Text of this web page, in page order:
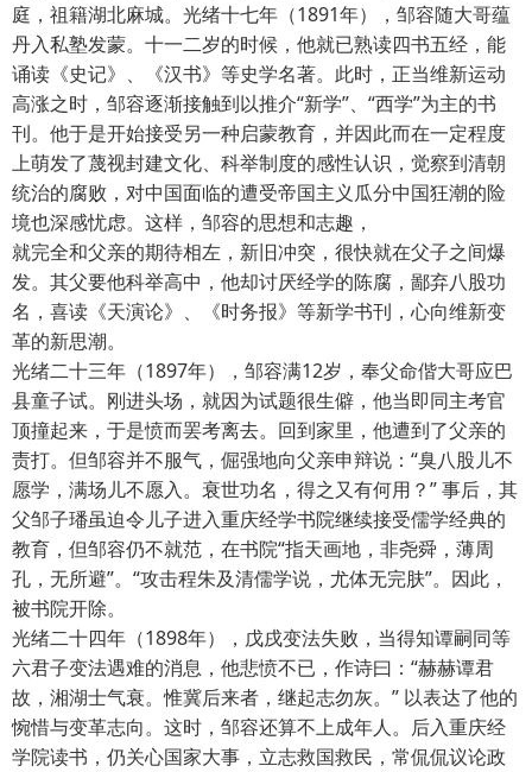
庭，祖籍湖北麻城。光绪十七年（1891年），邹容随大哥蕴
丹入私塾发蒙。十一二岁的时候，他就已熟读四书五经，能
诵读《史记》、《汉书》等史学名著。此时，正当维新运动
高涨之时，邹容逐渐接触到以推介“新学”、“西学”为主的书
刊。他于是开始接受另一种启蒙教育，并因此而在一定程度
上萌发了蔑视封建文化、科举制度的感性认识，觉察到清朝
统治的腐败，对中国面临的遭受帝国主义瓜分中国狂潮的险
境也深感忧虑。这样，邹容的思想和志趣，
就完全和父亲的期待相左，新旧冲突，很快就在父子之间爆
发。其父要他科举高中，他却讨厌经学的陈腐，鄙弃八股功
名，喜读《天演论》、《时务报》等新学书刊，心向维新变
革的新思潮。
光绪二十三年（1897年），邹容满12岁，奉父命偕大哥应巴
县童子试。刚进头场，就因为试题很生僻，他当即同主考官
顶撞起来，于是愤而罢考离去。回到家里，他遭到了父亲的
责打。但邹容并不服气，倔强地向父亲申辩说：“臭八股儿不
愿学，满场儿不愿入。衰世功名，得之又有何用？” 事后，其
父邹子璠虽迫令儿子进入重庆经学书院继续接受儒学经典的
教育，但邹容仍不就范，在书院“指天画地，非尧舜，薄周
孔，无所避”。“攻击程朱及清儒学说，尤体无完肤”。因此，
被书院开除。
光绪二十四年（1898年），戊戌变法失败，当得知谭嗣同等
六君子变法遇难的消息，他悲愤不已，作诗曰：“赫赫谭君
故，湘湖士气衰。惟冀后来者，继起志勿灰。” 以表达了他的
惋惜与变革志向。这时，邹容还算不上成年人。后入重庆经
学院读书，仍关心国家大事，立志救国救民，常侃侃议论政